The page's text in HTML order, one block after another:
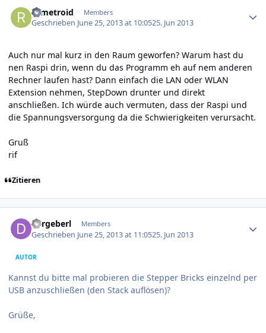
rifmetroid Members
Geschrieben June 25, 2013 at 10:0525. Jun 2013
Auch nur mal kurz in den Raum geworfen? Warum hast du
nen Raspi drin, wenn du das Programm eh auf nem anderen
Rechner laufen hast? Dann einfach die LAN oder WLAN
Extension nehmen, StepDown drunter und direkt
anschließen. Ich würde auch vermuten, dass der Raspi und
die Spannungsversorgung da die Schwierigkeiten verursacht.
Gruß
rif
Zitieren
dergeberl Members
Geschrieben June 25, 2013 at 11:0525. Jun 2013
AUTOR
Kannst du bitte mal probieren die Stepper Bricks einzelnd per
USB anzuschließen (den Stack auflösen)?
Grüße,